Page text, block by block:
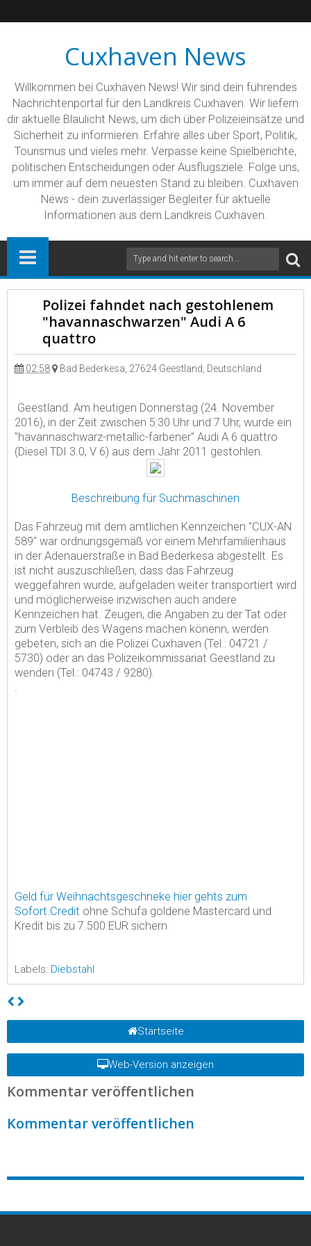
Cuxhaven News
Willkommen bei Cuxhaven News! Wir sind dein führendes
Nachrichtenportal für den Landkreis Cuxhaven. Wir liefern
dir aktuelle Blaulicht News, um dich über Polizeieinsätze und
Sicherheit zu informieren. Erfahre alles über Sport, Politik,
Tourismus und vieles mehr. Verpasse keine Spielberichte,
politischen Entscheidungen oder Ausflugsziele. Folge uns,
um immer auf dem neuesten Stand zu bleiben. Cuxhaven
News - dein zuverlässiger Begleiter für aktuelle
Informationen aus dem Landkreis Cuxhaven.
Polizei fahndet nach gestohlenem
"havannaschwarzen" Audi A 6
quattro
02:58 Bad Bederkesa, 27624 Geestland, Deutschland
Geestland. Am heutigen Donnerstag (24. November
2016), in der Zeit zwischen 5:30 Uhr und 7 Uhr, wurde ein
"havannaschwarz-metallic-farbener" Audi A 6 quattro
(Diesel TDI 3.0, V 6) aus dem Jahr 2011 gestohlen.
Beschreibung für Suchmaschinen
Das Fahrzeug mit dem amtlichen Kennzeichen "CUX-AN
589" war ordnungsgemäß vor einem Mehrfamilienhaus
in der Adenauerstraße in Bad Bederkesa abgestellt. Es
ist nicht auszuschließen, dass das Fahrzeug
weggefahren wurde, aufgeladen weiter transportiert wird
und möglicherweise inzwischen auch andere
Kennzeichen hat. Zeugen, die Angaben zu der Tat oder
zum Verbleib des Wagens machen könenn, werden
gebeten, sich an die Polizei Cuxhaven (Tel.: 04721 /
5730) oder an das Polizeikommissariat Geestland zu
wenden (Tel.: 04743 / 9280).
Geld für Weihnachtsgeschneke hier gehts zum
Sofort.Credit ohne Schufa goldene Mastercard und
Kredit bis zu 7.500 EUR sichern
Labels: Diebstahl
Startseite
Web-Version anzeigen
Kommentar veröffentlichen
Kommentar veröffentlichen